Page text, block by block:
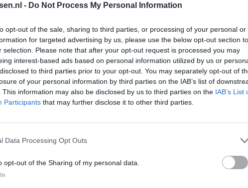
- Do Not Process My Personal Information
opt-out of the sale, sharing to third parties, or processing of your personal or
for targeted advertising by us, please use the below opt-out section to
selection. Please note that after your opt-out request is processed you may
interest-based ads based on personal information utilized by us or
to third parties prior to your opt-out. You may separately opt-out of
of your personal information by third parties on the IAB’s list of
This information may also be disclosed by us to third parties on the IAB’s List
Participants that may further disclose it to other third parties.
Data Processing Opt Outs
opt-out of the Sharing of my personal data.
en mag tóch verder
zo ziet de route naar het nieuwe seizoen eruit
Ajax met lege handen achter
na Oranje-vragen abrupt af
16.
17.
19.